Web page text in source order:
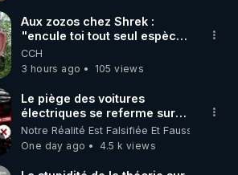
Aux zozos chez Shrek :
"encule toi tout seul espèce
de mal polish"
CCH
3 hours ago
105 views
Le piège des voitures
électriques se referme sur
les usagers !
Notre Réalité Est Falsifiée Et Fausse
One day ago
4.5 k views